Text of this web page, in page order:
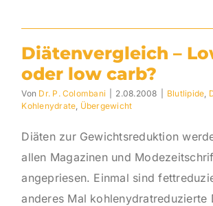
Diätenvergleich –
oder low carb?
Von Dr. P. Colombani 2.08.2008 Blutlipide,
Kohlenydrate, Übergewicht
Diäten zur Gewichtsreduktion
allen Magazinen und
angepriesen. Einmal sind
anderes Mal kohlenydratreduzierte